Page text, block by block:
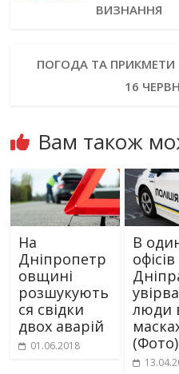
ВИЗНАННЯ
ПОГОДА ТА ПРИКМЕТИ
16
Вам також
На
Дніпропетр
овщині
розшукують
ся свідки
двох аварій
01.06.2018
В
офісів
люди
(Фото)